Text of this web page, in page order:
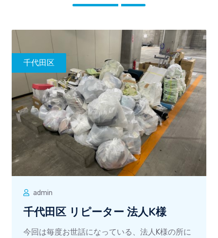
千代田区
admin
千代田区 リピーター 法人K様
今回は毎度お世話になっている、法人K様の所に